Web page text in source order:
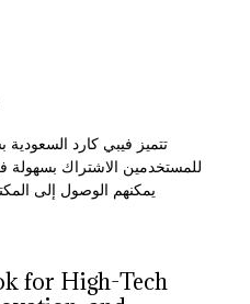
تتميز فيبي كارد
للمستخدمين الاشتراك بسهولة
يمكنهم الوصول إلى
for High-Tech